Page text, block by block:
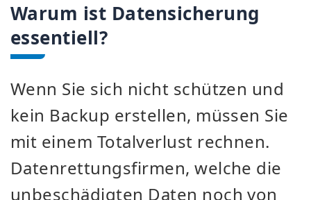
Warum ist Datensicherung
essentiell?
Wenn Sie sich nicht schützen und
kein Backup erstellen, müssen Sie
mit einem Totalverlust rechnen.
Datenrettungsfirmen, welche die
unbeschädigten Daten noch von